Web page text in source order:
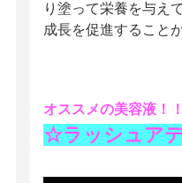
り塗って栄養を与え
成長を促進すること
オススメの美容液！！
☆ラッシュア